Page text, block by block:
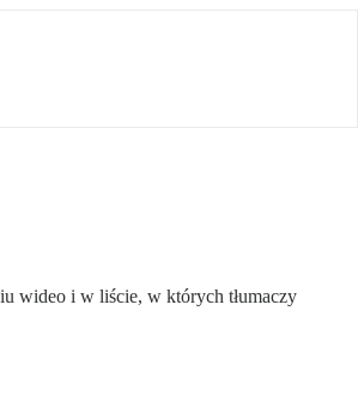
wideo i w liście, w których tłumaczy